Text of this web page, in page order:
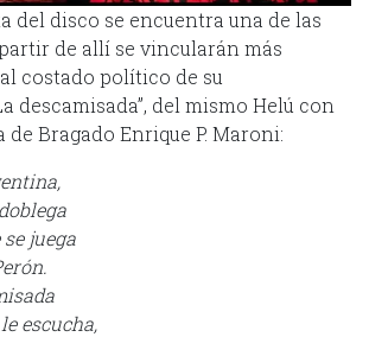
del disco se encuentra una de las
de allí se vincularán más
costado político de su
descamisada”, del mismo Helú con
de Bragado Enrique P. Maroni:
juega
escucha,